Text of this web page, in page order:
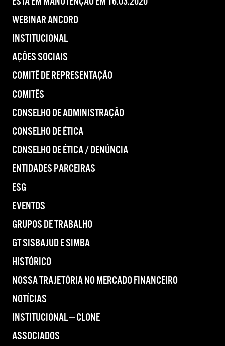
WEBINAR ANCORD
INSTITUCIONAL
AÇÕES SOCIAIS
COMITÊ DE REPRESENTAÇÃO
COMITÊS
CONSELHO DE ADMINISTRAÇÃO
CONSELHO DE ÉTICA
CONSELHO DE ÉTICA / DENÚNCIA
ENTIDADES PARCEIRAS
ESG
EVENTOS
GRUPOS DE TRABALHO
GT SISBAJUD E SIMBA
HISTÓRICO
NOSSA TRAJETÓRIA NO MERCADO FINANCEIRO
NOTÍCIAS
INSTITUCIONAL — CLONE
ASSOCIADOS